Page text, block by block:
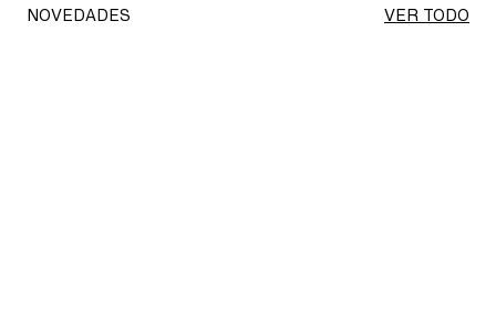
NOVEDADES VER TODO